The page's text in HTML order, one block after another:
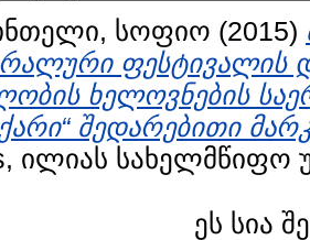
სოფიო (2015)
ფესტივალის
ხელოვნების
შედარებითი
ილიას სახელმწიფო
ეს სია